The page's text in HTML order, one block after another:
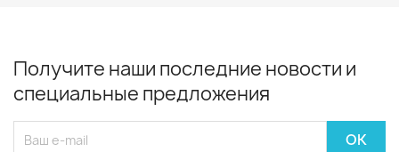
Получите наши последние новости и
специальные предложения